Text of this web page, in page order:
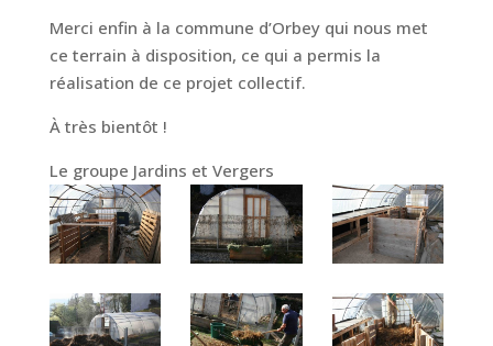
Merci enfin à la commune d’Orbey qui nous met
ce terrain à disposition, ce qui a permis la
réalisation de ce projet collectif.
À très bientôt !
Le groupe Jardins et Vergers